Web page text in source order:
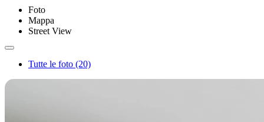
Foto
Mappa
Street View
Tutte le foto (20)